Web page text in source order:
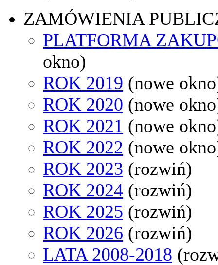
ZAMÓWIENIA
PLATFORMA
okno)
ROK 2019 (nowe
ROK 2020 (nowe
ROK 2021 (nowe
ROK 2022 (nowe
ROK 2023 (rozwiń)
ROK 2024 (rozwiń)
ROK 2025 (rozwiń)
ROK 2026 (rozwiń)
LATA 2008-2018